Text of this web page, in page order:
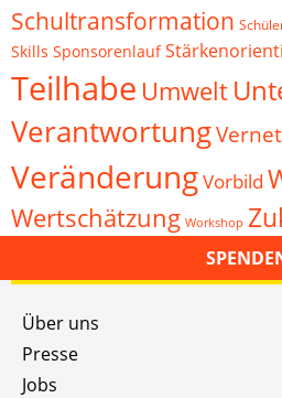
Schultransformation
Skills Sponsorenlauf
Teilhabe Umwelt
Verantwortung
VeränderungVorbild
Wertschätzung Workshop
Über uns
Presse
Jobs